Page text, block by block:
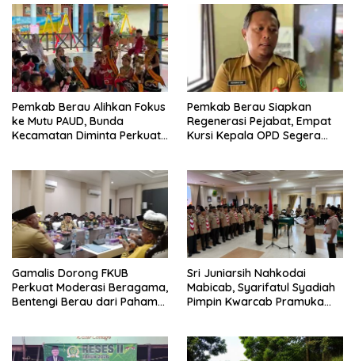
Pemkab Berau Alihkan Fokus
ke Mutu PAUD, Bunda
Kecamatan Diminta Perkuat
Pemkab Berau Siapkan
Regenerasi Pejabat, Empat
Kursi Kepala OPD Segera
Gamalis Dorong FKUB
Perkuat Moderasi Beragama,
Bentengi Berau dari Paham
Sri Juniarsih Nahkodai
Mabicab, Syarifatul Syadiah
Pimpin Kwarcab Pramuka